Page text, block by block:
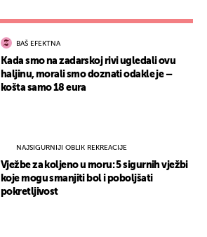
BAŠ EFEKTNA
Kada smo na zadarskoj rivi ugledali ovu
haljinu, morali smo doznati odakle je –
košta samo 18 eura
NAJSIGURNIJI OBLIK REKREACIJE
Vježbe za koljeno u moru: 5 sigurnih vježbi
koje mogu smanjiti bol i poboljšati
pokretljivost